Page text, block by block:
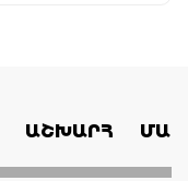
ԱՇԽԱՐՀ